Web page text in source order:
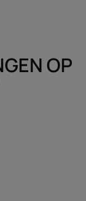
OP